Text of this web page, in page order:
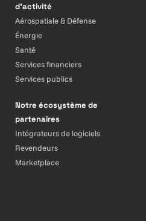
d’activité
Aérospatiale & Défense
Énergie
Santé
Services financiers
Services publics
Notre écosystème de
partenaires
Intégrateurs de logiciels
Revendeurs
Marketplace